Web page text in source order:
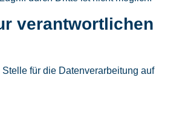
verantwortlichen
für die Datenverarbeitung auf